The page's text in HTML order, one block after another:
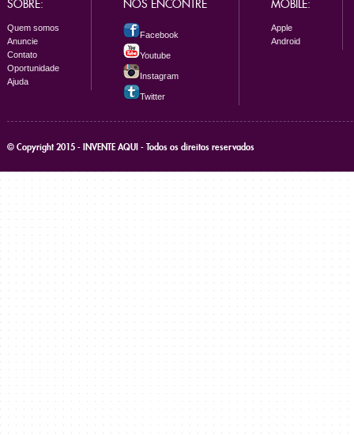
SOBRE:
Quem somos
Anuncie
Contato
Oportunidade
Ajuda
NOS ENCONTRE
Facebook
Youtube
Instagram
Twitter
MOBILE:
Apple
Android
© Copyright 2015 - INVENTE AQUI - Todos os direitos reservados